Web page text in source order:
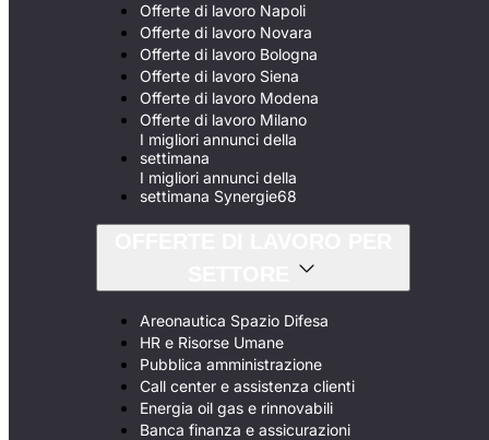
Offerte di lavoro Napoli
Offerte di lavoro Novara
Offerte di lavoro Bologna
Offerte di lavoro Siena
Offerte di lavoro Modena
Offerte di lavoro Milano
I migliori annunci della
settimana
I migliori annunci della
settimana Synergie68
Areonautica Spazio Difesa
HR e Risorse Umane
Pubblica amministrazione
Call center e assistenza clienti
Energia oil gas e rinnovabili
Banca finanza e assicurazioni